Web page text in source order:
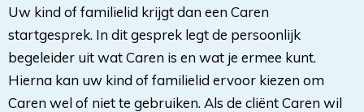
Uw kind of familielid krijgt dan een Caren
startgesprek. In dit gesprek legt de persoonlijk
begeleider uit wat Caren is en wat je ermee kunt.
Hierna kan uw kind of familielid ervoor kiezen om
Caren wel of niet te gebruiken. Als de cliënt Caren wil